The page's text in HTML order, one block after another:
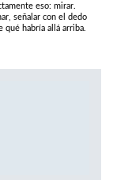
eso: mirar.
señalar con el dedo
qué habría allá arriba.